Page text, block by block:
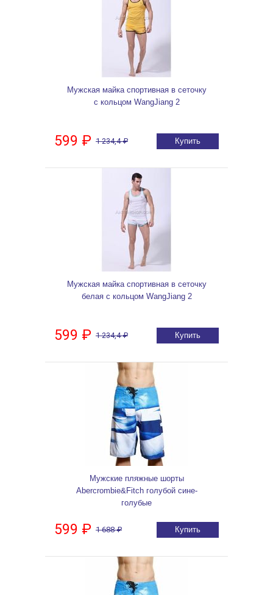
Мужская майка спортивная в сеточку
с кольцом WangJiang 2
599 ₽ 1 234,4 ₽ Купить
Мужская майка спортивная в сеточку
белая с кольцом WangJiang 2
599 ₽ 1 234,4 ₽ Купить
Мужские пляжные шорты
Abercrombie&Fitch голубой сине-
голубые
599 ₽ 1 688 ₽ Купить